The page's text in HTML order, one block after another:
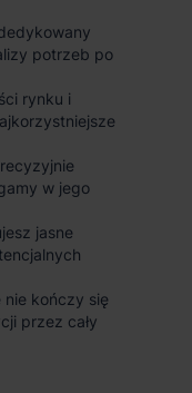
potrzeb po
rynku i
w jego
jasne
nie kończy się
przez cały